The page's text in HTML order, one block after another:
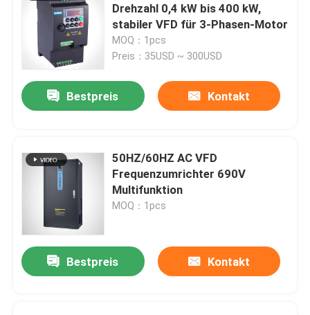
Drehzahl 0,4 kW bis 400 kW,
stabiler VFD für 3-Phasen-Motor
MOQ：1pcs
Preis：35USD ~ 300USD
Bestpreis Kontakt
50HZ/60HZ AC VFD
Frequenzumrichter 690V
Multifunktion
MOQ：1pcs
Bestpreis Kontakt